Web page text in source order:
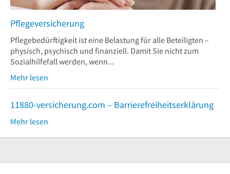
Pflegeversicherung
Pflegebedürftigkeit ist eine Belastung für alle Beteiligten –
physisch, psychisch und finanziell. Damit Sie nicht zum
Sozialhilfefall werden, wenn...
Mehr lesen
11880-versicherung.com – Barrierefreiheitserklärung
Mehr lesen